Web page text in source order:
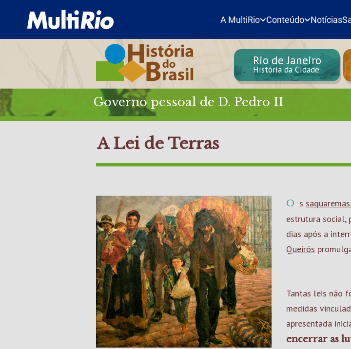
A MultiRio Conteúdo Notícias
Rio de Janeiro
História da Cidade
Governo pessoal de D. Pedro II
A Lei de Terras
Os saquaremas
estrutura social,
dias após a
Queirós
Tantas leis não
medidas
apresentada
encerrar as